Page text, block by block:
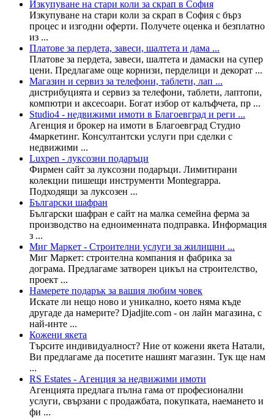
Изкупуване на стари коли за скрап в София
Изкупуване на стари коли за скрап в София с бърз
процес и изгодни оферти. Получете оценка и безплатно
из ...
Платове за пердета, завеси, шалтета и дама ...
Платове за пердета, завеси, шалтета и дамаски на супер
цени. Предлагаме още корнизи, перделици и декорат ...
Магазин и сервиз за телефони, таблети, лап ...
дистрибуцията и сервиз за телефони, таблети, лаптопи,
компютри и аксесоари. Богат избор от калъфчета, пр ...
Studio4 - недвижими имоти в Благоевград и реги ...
Агенция и брокер на имоти в Благоевград Студио
4маркетинг. Консултантски услуги при сделки с
недвижими ...
Luxpen - луксозни подаръци
Фирмен сайт за луксозни подаръци. Лимитирани
колекции пишещи инструменти Montegrappa.
Подходящи за луксозен ...
Български шафран
Български шафран е сайт на малка семейна ферма за
производство на едноименната подправка. Информация
з ...
Миг Маркет - Строителни услуги за жилищни ...
Миг Маркет: строителна компания и фабрика за
дограма. Предлагаме затворен цикъл на строителство,
проект ...
Намерете подарък за вашия любим човек
Искате ли нещо ново и уникално, което няма къде
другаде да намерите? Djadjite.com - он лайн магазина, с
най-инте ...
Кожени якета
Търсите индивидуалност? Ние от кожени якета Натали,
Ви предлагаме да посетите нашият магазин. Тук ще нам
...
RS Estates - Агенция за недвижими имоти
Агенцията предлага пълна гама от професионални
услуги, свързани с продажбата, покупката, наемането и
фи ...